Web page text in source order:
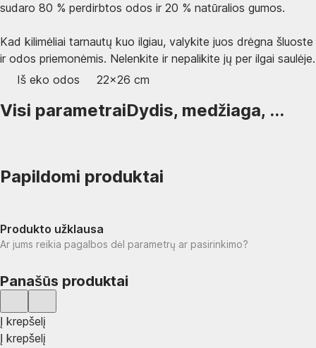
sudaro 80 % perdirbtos odos ir 20 % natūralios gumos.
Kad kilimėliai tarnautų kuo ilgiau, valykite juos drėgna šluoste
ir odos priemonėmis. Nelenkite ir nepalikite jų per ilgai saulėje.
Iš eko odos
22x26 cm
Visi parametraiDydis, medžiaga, ...
Papildomi produktai
Produkto užklausa
Ar jums reikia pagalbos dėl parametrų ar pasirinkimo?
Panašūs produktai
Į krepšelį
Į krepšelį